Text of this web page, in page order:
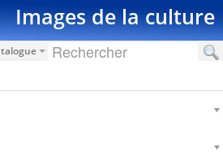
Images de la culture